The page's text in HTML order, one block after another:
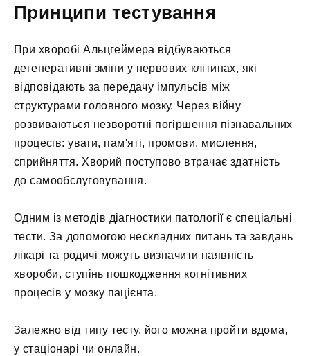
Принципи тестування
При хворобі Альцгеймера відбуваються
дегенеративні зміни у нервових клітинах, які
відповідають за передачу імпульсів між
структурами головного мозку. Через війну
розвиваються незворотні погіршення пізнавальних
процесів: уваги, пам'яті, промови, мислення,
сприйняття. Хворий поступово втрачає здатність
до самообслуговування.
Одним із методів діагностики патології є спеціальні
тести. За допомогою нескладних питань та завдань
лікарі та родичі можуть визначити наявність
хвороби, ступінь пошкодження когнітивних
процесів у мозку пацієнта.
Залежно від типу тесту, його можна пройти вдома,
у стаціонарі чи онлайн.